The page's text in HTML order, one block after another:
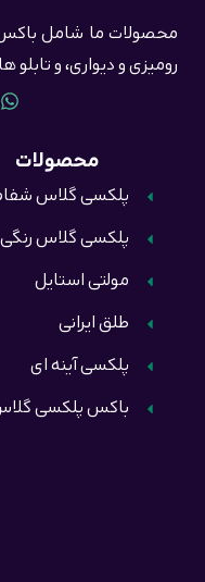
محصولات ما شامل
رومیزی و دیواری، و
محصولات
پلکسی گلاس
پلکسی گلاس رنگی
مولتی استایل
طلق ایرانی
پلکسی آینه ای
باکس پلکسی